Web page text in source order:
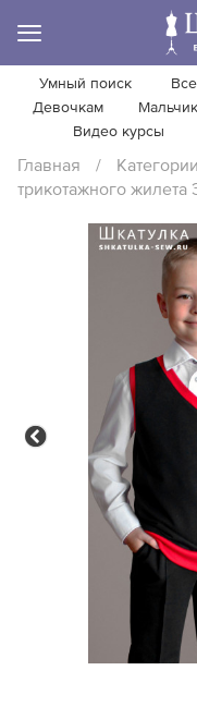
Умный поиск
Девочкам
Видео курсы
Главная / Категории
трикотажного жилета
Previous